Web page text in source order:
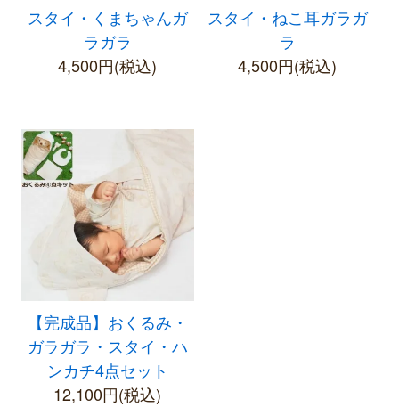
スタイ・くまちゃんガ
ラガラ
4,500円(税込)
スタイ・ねこ耳ガラガ
ラ
4,500円(税込)
【完成品】おくるみ・
ガラガラ・スタイ・ハ
ンカチ4点セット
12,100円(税込)